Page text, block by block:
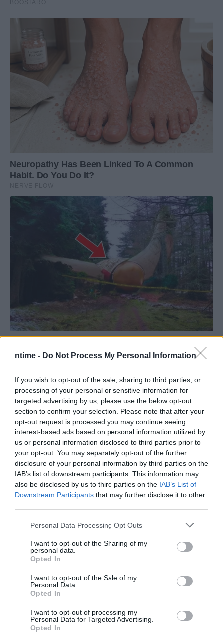
ntime - Do Not Process My Personal Information
If you wish to opt-out of the sale, sharing to third parties, or
processing of your personal or sensitive information for
targeted advertising by us, please use the below opt-out
section to confirm your selection. Please note that after your
opt-out request is processed you may continue seeing
interest-based ads based on personal information utilized by
us or personal information disclosed to third parties prior to
your opt-out. You may separately opt-out of the further
disclosure of your personal information by third parties on the
IAB’s list of downstream participants. This information may
also be disclosed by us to third parties on the IAB’s List of
Downstream Participants that may further disclose it to other
Personal Data Processing Opt Outs
I want to opt-out of the Sharing of my
personal data.
Opted In
I want to opt-out of the Sale of my
Personal Data.
Opted In
I want to opt-out of processing my
Personal Data for Targeted Advertising.
Opted In